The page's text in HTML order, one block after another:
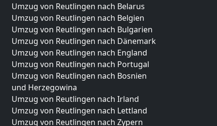
Umzug von Reutlingen nach Belarus
Umzug von Reutlingen nach Belgien
Umzug von Reutlingen nach Bulgarien
Umzug von Reutlingen nach Dänemark
Umzug von Reutlingen nach England
Umzug von Reutlingen nach Portugal
Umzug von Reutlingen nach Bosnien
und Herzegowina
Umzug von Reutlingen nach Irland
Umzug von Reutlingen nach Lettland
Umzug von Reutlingen nach Zypern